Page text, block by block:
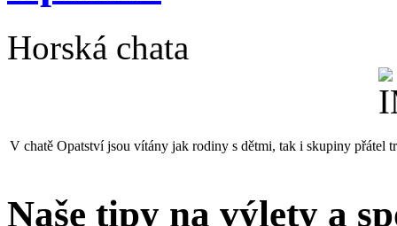
Horská chata
V chatě Opatství jsou vítány jak rodiny s dětmi, tak i skupiny přátel
Naše tipy na výlety a